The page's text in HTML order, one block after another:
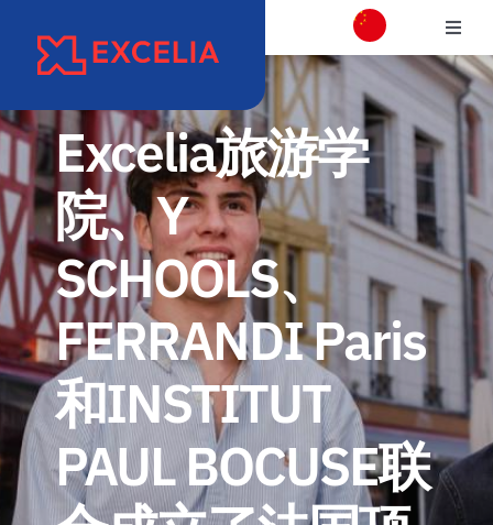
切
换
导
航
校区介绍
项目专业介绍
国际交流合作
职业发展和校友会
Excelia旅游学
院、Y
SCHOOLS、
FERRANDI Paris
和INSTITUT
PAUL BOCUSE联